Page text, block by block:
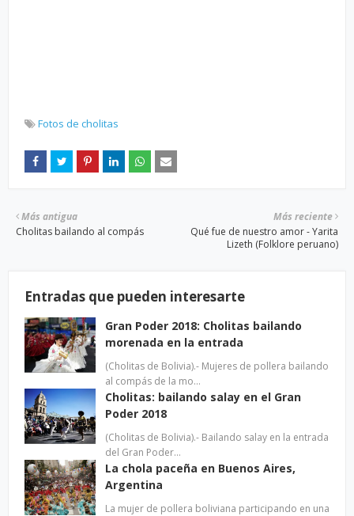
Fotos de cholitas
Más reciente
Qué fue de nuestro amor - Yarita
Lizeth (Folklore peruano)
Más antigua
Cholitas bailando al compás
Entradas que pueden interesarte
Gran Poder 2018: Cholitas bailando
morenada en la entrada
(Cholitas de Bolivia).- Mujeres de pollera bailando
al compás de la mo…
Cholitas: bailando salay en el Gran
Poder 2018
(Cholitas de Bolivia).- Bailando salay en la entrada
del Gran Poder…
La chola paceña en Buenos Aires,
Argentina
La mujer de pollera boliviana participando en una